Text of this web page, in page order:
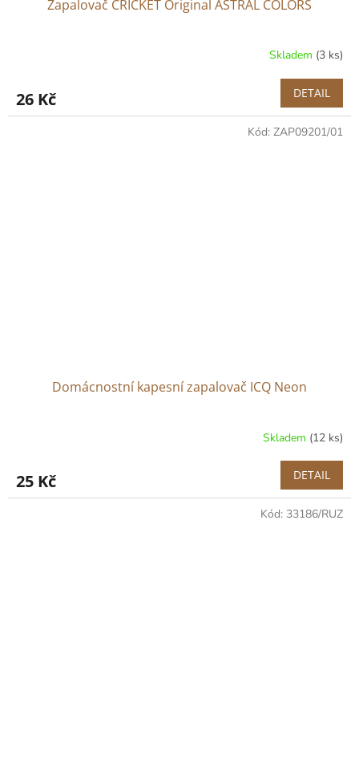
Zapalovač CRICKET Original ASTRAL COLORS
Skladem (3 ks)
26 Kč DETAIL
Domácnostní kapesní zapalovač ICQ Neon
Skladem (12 ks)
25 Kč DETAIL
Kód: ZAP09201/01
Kód: 33186/RUZ